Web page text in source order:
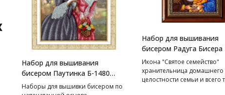
Набор для вышивания
бисером Паутинка Б-1480
Барышни на прогулке, 28*36
Наборы для вышивки бисером по
Набор для вышивания
бисером Радуга Бисера
Святое семейство,
Икона "Святое семейство"
хранительница домашнего
целостности семьи и всего